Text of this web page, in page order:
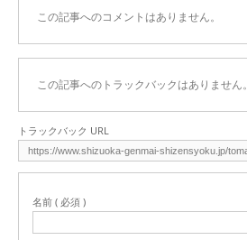
この記事へのコメントはありません。
この記事へのトラックバックはありません。
トラックバック URL
名前 ( 必須 )